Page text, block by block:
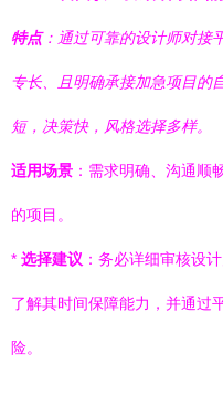
特点：通过可靠的设计师对接
专长、且明确承接加急项目的
短，决策快，风格选择多样。
适用场景 ：需求明确、沟通顺
的项目。
* 选择建议 ：务必详细审核设
了解其时间保障能力，并通过
险。